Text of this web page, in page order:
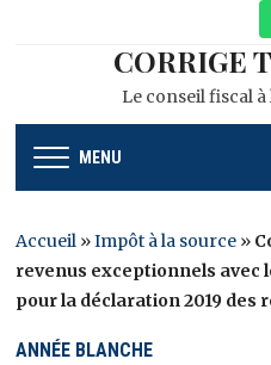
CORRIGE
Le conseil fiscal
MENU
Accueil »Impôt à la source »
revenus exceptionnels avec
pour la déclaration 2019 des
ANNÉE BLANCHE